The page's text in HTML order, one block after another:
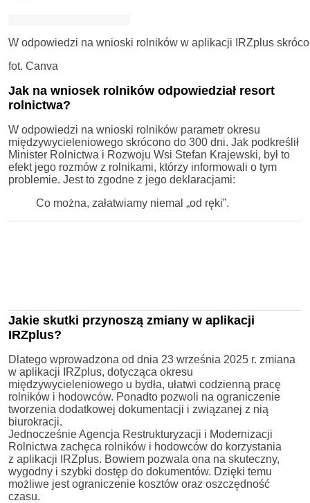
W odpowiedzi na wnioski rolników w aplikacji IRZplus
fot. Canva
Jak na wniosek rolników odpowiedział resort
rolnictwa?
W odpowiedzi na wnioski rolników parametr okresu
międzywycieleniowego skrócono do 300 dni. Jak podkreślił
Minister Rolnictwa i Rozwoju Wsi Stefan Krajewski, był to
efekt jego rozmów z rolnikami, którzy informowali o tym
problemie. Jest to zgodne z jego deklaracjami:
Co można, załatwiamy niemal „od ręki”.
Jakie skutki przynoszą zmiany w aplikacji
IRZplus?
Dlatego wprowadzona od dnia 23 września 2025 r. zmiana
w aplikacji IRZplus, dotycząca okresu
międzywycieleniowego u bydła, ułatwi codzienną pracę
rolników i hodowców. Ponadto pozwoli na ograniczenie
tworzenia dodatkowej dokumentacji i związanej z nią
biurokracji.
Jednocześnie Agencja Restrukturyzacji i Modernizacji
Rolnictwa zachęca rolników i hodowców do korzystania
z aplikacji IRZplus. Bowiem pozwala ona na skuteczny,
wygodny i szybki dostęp do dokumentów. Dzięki temu
możliwe jest ograniczenie kosztów oraz oszczędność
czasu.